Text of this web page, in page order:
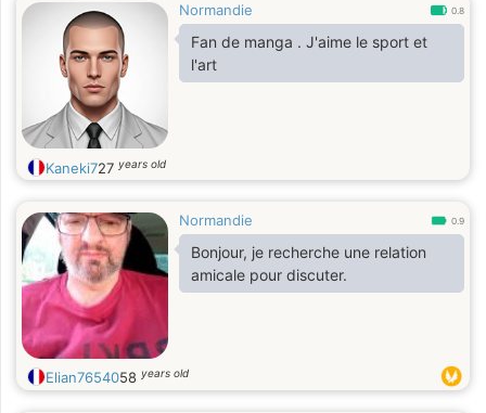
Normandie 0.8
Fan de manga . J'aime le sport et
l'art
Kaneki727 years old
Normandie 0.9
Bonjour, je recherche une relation
amicale pour discuter.
Elian7654058 years old